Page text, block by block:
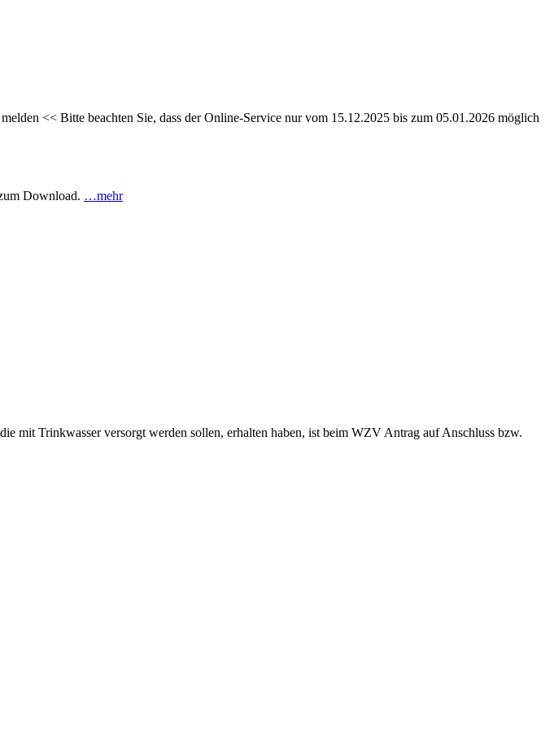
<< Bitte beachten Sie, dass der Online-Service nur vom 15.12.2025 bis zum 05.01.2026 möglich
Download. …mehr
mit Trinkwasser versorgt werden sollen, erhalten haben, ist beim WZV Antrag auf Anschluss bzw.